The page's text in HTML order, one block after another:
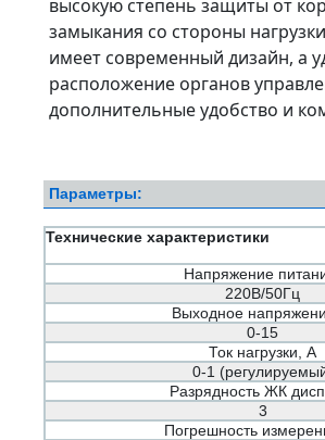
высокую степень защиты от
замыкания со стороны
имеет современный дизайн, а
расположение органов
дополнительные удобство и
Параметры:
Технические характеристики
Напряжение
220В/50Гц
Выходное
0-15
Ток нагрузки, А
0-1
Разрядность ЖК
3
Погрешность